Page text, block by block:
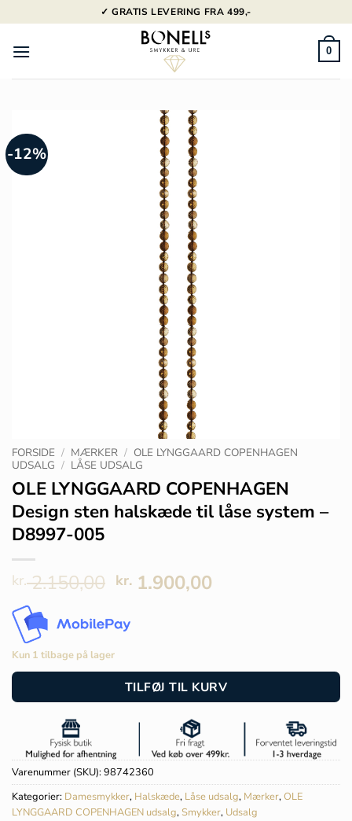
til
indhold
✓ GRATIS LEVERING FRA 499,-
0
-12%
FORSIDE / MÆRKER / OLE LYNGGAARD COPENHAGEN
UDSALG / LÅSE UDSALG
OLE LYNGGAARD COPENHAGEN
Design sten halskæde til låse system –
D8997-005
kr.2.150,00 Den
pris
var:
kr. 1.900,00Den
Kun 1 tilbage på lager
TILFØJ TIL KURV
Varenummer (SKU):98742360
Kategorier: Damesmykker, Halskæde, Låse udsalg, Mærker,OLE
LYNGGAARD COPENHAGEN udsalg, Smykker, Udsalg